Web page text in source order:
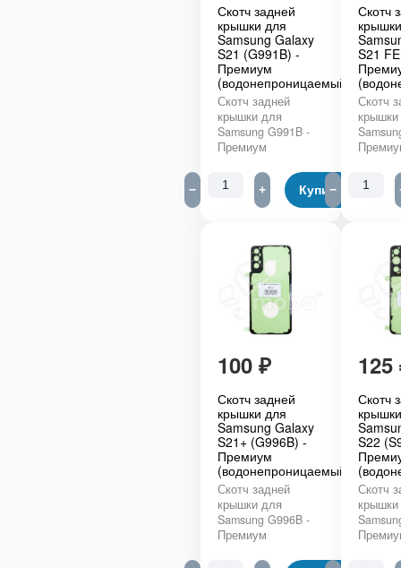
Скотч задней
крышки для
Samsung Galaxy
S21 (G991B) -
Премиум
(водонепроницаемый)
Скотч задней
крышки для
Samsung G991B -
Премиум
− + Купить
Скотч
S21
Скотч
−
100 ₽
Скотч задней
крышки для
Samsung Galaxy
S21+ (G996B) -
Премиум
(водонепроницаемый)
Скотч задней
крышки для
Samsung G996B -
Премиум
125
Скотч
S22
Скотч